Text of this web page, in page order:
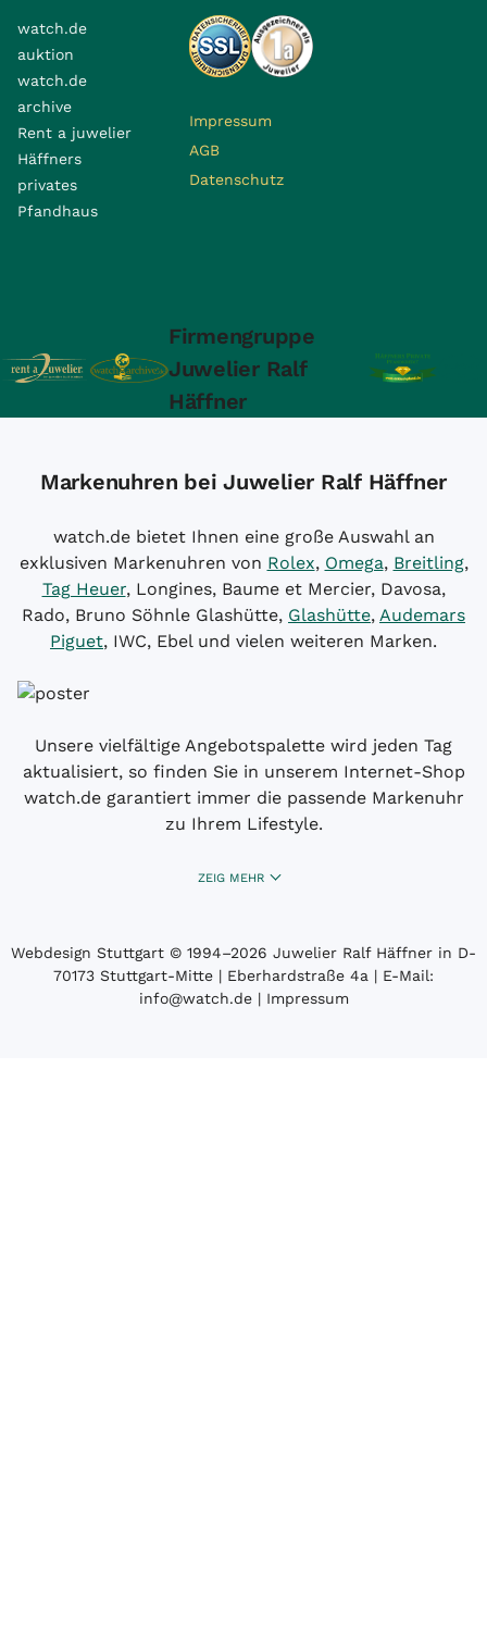
watch.de
auktion
watch.de
archive
Rent a juwelier
Häffners
privates
Pfandhaus
Impressum
AGB
Datenschutz
Firmengruppe
Juwelier Ralf
Häffner
Markenuhren bei Juwelier Ralf Häffner
watch.de bietet Ihnen eine große Auswahl an
exklusiven Markenuhren von Rolex, Omega, Breitling,
Tag Heuer, Longines, Baume et Mercier, Davosa,
Rado, Bruno Söhnle Glashütte, Glashütte, Audemars
Piguet, IWC, Ebel und vielen weiteren Marken.
Unsere vielfältige Angebotspalette wird jeden Tag
aktualisiert, so finden Sie in unserem Internet-Shop
watch.de garantiert immer die passende Markenuhr
zu Ihrem Lifestyle.
ZEIG MEHR
Webdesign Stuttgart © 1994­–2026 Juwelier Ralf Häffner in D-
70173 Stuttgart-Mitte | Eberhardstraße 4a | E-Mail:
info@watch.de|Impressum